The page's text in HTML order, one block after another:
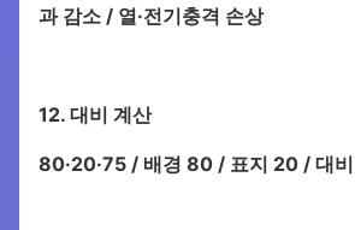
과 감소 / 열·전기충격 손상
12. 대비 계산
80·20·75 / 배경 80 / 표지 20 / 대